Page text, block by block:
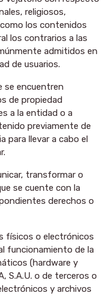
religiosos,
los contenidos
los contrarios a las
admitidos en
de usuarios.
se encuentren
de propiedad
a la entidad o a
previamente de
para llevar a cabo el
transformar o
se cuente con la
derechos o
físicos o electrónicos
funcionamiento de la
(hardware y
S.A.U. o de terceros o
y archivos